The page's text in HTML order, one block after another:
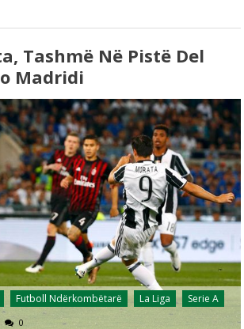
Tashmë Në Pistë Del
Madridi
Futboll Ndërkombëtarë La Liga Serie A
0